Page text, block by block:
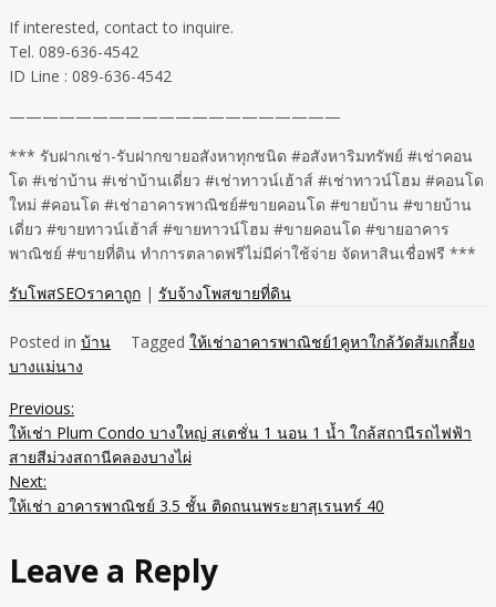
If interested, contact to inquire.
Tel. 089-636-4542
ID Line : 089-636-4542
————————————————————
*** รับฝากเช่า-รับฝากขายอสังหาทุกชนิด #อสังหาริมทรัพย์ #เช่าคอน
โด #เช่าบ้าน #เช่าบ้านเดี่ยว #เช่าทาวน์เฮ้าส์ #เช่าทาวน์โฮม #คอนโด
ใหม่ #คอนโด #เช่าอาคารพาณิชย์#ขายคอนโด #ขายบ้าน #ขายบ้าน
เดี่ยว #ขายทาวน์เฮ้าส์ #ขายทาวน์โฮม #ขายคอนโด #ขายอาคาร
พาณิชย์ #ขายที่ดิน ทำการตลาดฟรีไม่มีค่าใช้จ่าย จัดหาสินเชื่อฟรี ***
รับโพสSEOราคาถูก | รับจ้างโพสขายที่ดิน
Posted in บ้าน Tagged ให้เช่าอาคารพาณิชย์1คูหาใกล้วัดส้มเกลี้ยง
บางแม่นาง
Post
navigation
Previous:
ให้เช่า Plum Condo บางใหญ่ สเตชั่น 1 นอน 1 น้ำ ใกล้สถานีรถไฟฟ้า
สายสีม่วงสถานีคลองบางไผ่
Next:
ให้เช่า อาคารพาณิชย์ 3.5 ชั้น ติดถนนพระยาสุเรนทร์ 40
Leave a Reply